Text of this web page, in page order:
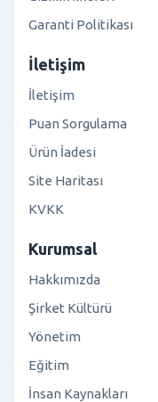
Garanti Politikası
İletişim
İletişim
Puan Sorgulama
Ürün İadesi
Site Haritası
KVKK
Kurumsal
Hakkımızda
Şirket Kültürü
Yönetim
Eğitim
İnsan Kaynakları